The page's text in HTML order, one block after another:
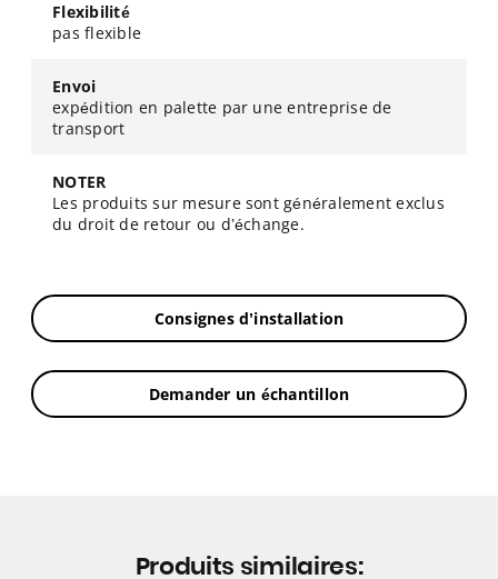
Flexibilité
pas flexible
Envoi
expédition en palette par une entreprise de
transport
NOTER
Les produits sur mesure sont généralement exclus
du droit de retour ou d’échange.
Consignes d’installation
Demander un échantillon
Produits similaires: